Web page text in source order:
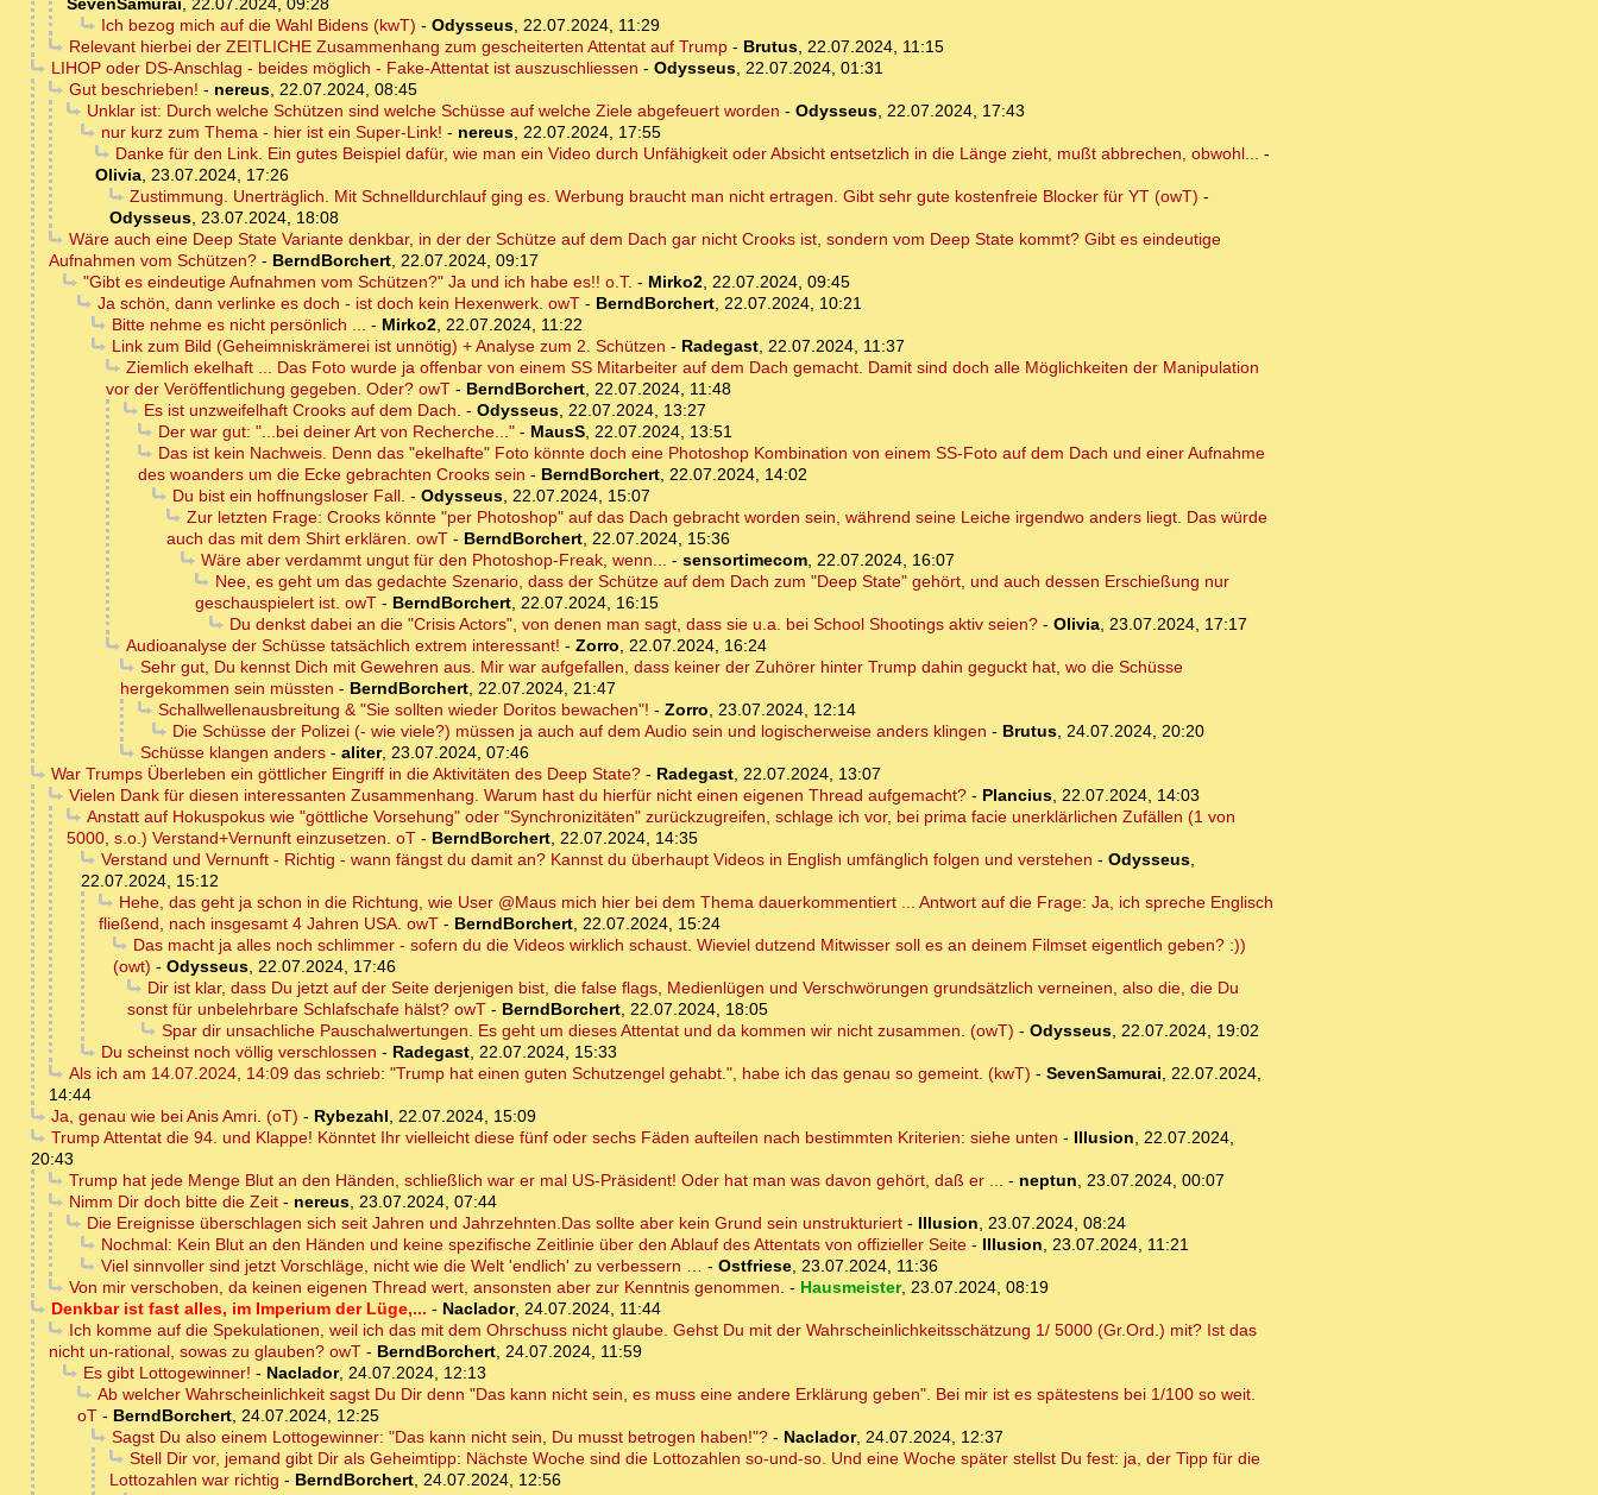
SevenSamurai, 22.07.2024, 09:28
Ich bezog mich auf die Wahl Bidens (kwT) - Odysseus, 22.07.2024, 11:29
Relevant hierbei der ZEITLICHE Zusammenhang zum gescheiterten Attentat auf Trump- Brutus, 22.07.2024, 11:15
LIHOP oder DS-Anschlag - beides möglich - Fake-Attentat ist auszuschliessen - Odysseus, 22.07.2024, 01:31
Gut beschrieben! - nereus, 22.07.2024, 08:45
Unklar ist: Durch welche Schützen sind welche Schüsse auf welche Ziele abgefeuert worden - Odysseus, 22.07.2024, 17:43
nur kurz zum Thema - hier ist ein Super-Link! - nereus, 22.07.2024, 17:55
Danke für den Link. Ein gutes Beispiel dafür, wie man ein Video durch Unfähigkeit oder Absicht entsetzlich in die Länge zieht, mußt abbrechen, obwohl... -
Olivia, 23.07.2024, 17:26
Zustimmung. Unerträglich. Mit Schnelldurchlauf ging es. Werbung braucht man nicht ertragen. Gibt sehr gute kostenfreie Blocker für YT (owT) -
Odysseus, 23.07.2024, 18:08
Wäre auch eine Deep State Variante denkbar, in der der Schütze auf dem Dach gar nicht Crooks ist, sondern vom Deep State kommt? Gibt es eindeutige
Aufnahmen vom Schützen? - BerndBorchert, 22.07.2024, 09:17
"Gibt es eindeutige Aufnahmen vom Schützen?" Ja und ich habe es!! o.T. - Mirko2, 22.07.2024, 09:45
Ja schön, dann verlinke es doch - ist doch kein Hexenwerk. owT- BerndBorchert, 22.07.2024, 10:21
Bitte nehme es nicht persönlich ... - Mirko2, 22.07.2024, 11:22
Link zum Bild (Geheimniskrämerei ist unnötig) + Analyse zum 2. Schützen - Radegast, 22.07.2024, 11:37
Ziemlich ekelhaft ... Das Foto wurde ja offenbar von einem SS Mitarbeiter auf dem Dach gemacht. Damit sind doch alle Möglichkeiten der Manipulation
vor der Veröffentlichung gegeben. Oder? owT - BerndBorchert, 22.07.2024, 11:48
Es ist unzweifelhaft Crooks auf dem Dach. - Odysseus, 22.07.2024, 13:27
Der war gut: "...bei deiner Art von Recherche..."- MausS, 22.07.2024, 13:51
Das ist kein Nachweis. Denn das "ekelhafte" Foto könnte doch eine Photoshop Kombination von einem SS-Foto auf dem Dach und einer Aufnahme
des woanders um die Ecke gebrachten Crooks sein - BerndBorchert, 22.07.2024, 14:02
Du bist ein hoffnungsloser Fall. - Odysseus, 22.07.2024, 15:07
Zur letzten Frage: Crooks könnte "per Photoshop" auf das Dach gebracht worden sein, während seine Leiche irgendwo anders liegt. Das würde
auch das mit dem Shirt erklären. owT - BerndBorchert, 22.07.2024, 15:36
Wäre aber verdammt ungut für den Photoshop-Freak, wenn... - sensortimecom, 22.07.2024, 16:07
Nee, es geht um das gedachte Szenario, dass der Schütze auf dem Dach zum "Deep State" gehört, und auch dessen Erschießung nur
geschauspielert ist. owT - BerndBorchert, 22.07.2024, 16:15
Du denkst dabei an die "Crisis Actors", von denen man sagt, dass sie u.a. bei School Shootings aktiv seien?- Olivia, 23.07.2024, 17:17
Audioanalyse der Schüsse tatsächlich extrem interessant! - Zorro, 22.07.2024, 16:24
Sehr gut, Du kennst Dich mit Gewehren aus. Mir war aufgefallen, dass keiner der Zuhörer hinter Trump dahin geguckt hat, wo die Schüsse
hergekommen sein müssten - BerndBorchert, 22.07.2024, 21:47
Schallwellenausbreitung & "Sie sollten wieder Doritos bewachen"! - Zorro, 23.07.2024, 12:14
Die Schüsse der Polizei (- wie viele?) müssen ja auch auf dem Audio sein und logischerweise anders klingen - Brutus, 24.07.2024, 20:20
Schüsse klangen anders- aliter, 23.07.2024, 07:46
War Trumps Überleben ein göttlicher Eingriff in die Aktivitäten des Deep State?- Radegast, 22.07.2024, 13:07
Vielen Dank für diesen interessanten Zusammenhang. Warum hast du hierfür nicht einen eigenen Thread aufgemacht?- Plancius, 22.07.2024, 14:03
Anstatt auf Hokuspokus wie "göttliche Vorsehung" oder "Synchronizitäten" zurückzugreifen, schlage ich vor, bei prima facie unerklärlichen Zufällen (1 von
5000, s.o.) Verstand+Vernunft einzusetzen. oT - BerndBorchert, 22.07.2024, 14:35
Verstand und Vernunft - Richtig - wann fängst du damit an? Kannst du überhaupt Videos in English umfänglich folgen und verstehen - Odysseus,
22.07.2024, 15:12
Hehe, das geht ja schon in die Richtung, wie User @Maus mich hier bei dem Thema dauerkommentiert ... Antwort auf die Frage: Ja, ich spreche Englisch
fließend, nach insgesamt 4 Jahren USA. owT - BerndBorchert, 22.07.2024, 15:24
Das macht ja alles noch schlimmer - sofern du die Videos wirklich schaust. Wieviel dutzend Mitwisser soll es an deinem Filmset eigentlich geben? :))
(owt) - Odysseus, 22.07.2024, 17:46
Dir ist klar, dass Du jetzt auf der Seite derjenigen bist, die false flags, Medienlügen und Verschwörungen grundsätzlich verneinen, also die, die Du
sonst für unbelehrbare Schlafschafe hälst? owT - BerndBorchert, 22.07.2024, 18:05
Spar dir unsachliche Pauschalwertungen. Es geht um dieses Attentat und da kommen wir nicht zusammen. (owT) - Odysseus, 22.07.2024, 19:02
Du scheinst noch völlig verschlossen - Radegast, 22.07.2024, 15:33
Als ich am 14.07.2024, 14:09 das schrieb: "Trump hat einen guten Schutzengel gehabt.", habe ich das genau so gemeint. (kwT) - SevenSamurai, 22.07.2024,
14:44
Ja, genau wie bei Anis Amri. (oT) - Rybezahl, 22.07.2024, 15:09
Trump Attentat die 94. und Klappe! Könntet Ihr vielleicht diese fünf oder sechs Fäden aufteilen nach bestimmten Kriterien: siehe unten - Illusion, 22.07.2024,
20:43
Trump hat jede Menge Blut an den Händen, schließlich war er mal US-Präsident! Oder hat man was davon gehört, daß er ... - neptun, 23.07.2024, 00:07
Nimm Dir doch bitte die Zeit- nereus, 23.07.2024, 07:44
Die Ereignisse überschlagen sich seit Jahren und Jahrzehnten.Das sollte aber kein Grund sein unstrukturiert- Illusion, 23.07.2024, 08:24
Nochmal: Kein Blut an den Händen und keine spezifische Zeitlinie über den Ablauf des Attentats von offizieller Seite- Illusion, 23.07.2024, 11:21
Viel sinnvoller sind jetzt Vorschläge, nicht wie die Welt 'endlich' zu verbessern … - Ostfriese, 23.07.2024, 11:36
Von mir verschoben, da keinen eigenen Thread wert, ansonsten aber zur Kenntnis genommen. - Hausmeister, 23.07.2024, 08:19
Denkbar ist fast alles, im Imperium der Lüge,... - Naclador, 24.07.2024, 11:44
Ich komme auf die Spekulationen, weil ich das mit dem Ohrschuss nicht glaube. Gehst Du mit der Wahrscheinlichkeitsschätzung 1/ 5000 (Gr.Ord.) mit? Ist das
nicht un-rational, sowas zu glauben? owT - BerndBorchert, 24.07.2024, 11:59
Es gibt Lottogewinner! - Naclador, 24.07.2024, 12:13
Ab welcher Wahrscheinlichkeit sagst Du Dir denn "Das kann nicht sein, es muss eine andere Erklärung geben". Bei mir ist es spätestens bei 1/100 so weit.
oT - BerndBorchert, 24.07.2024, 12:25
Sagst Du also einem Lottogewinner: "Das kann nicht sein, Du musst betrogen haben!"?- Naclador, 24.07.2024, 12:37
Stell Dir vor, jemand gibt Dir als Geheimtipp: Nächste Woche sind die Lottozahlen so-und-so. Und eine Woche später stellst Du fest: ja, der Tipp für die
Lottozahlen war richtig - BerndBorchert, 24.07.2024, 12:56